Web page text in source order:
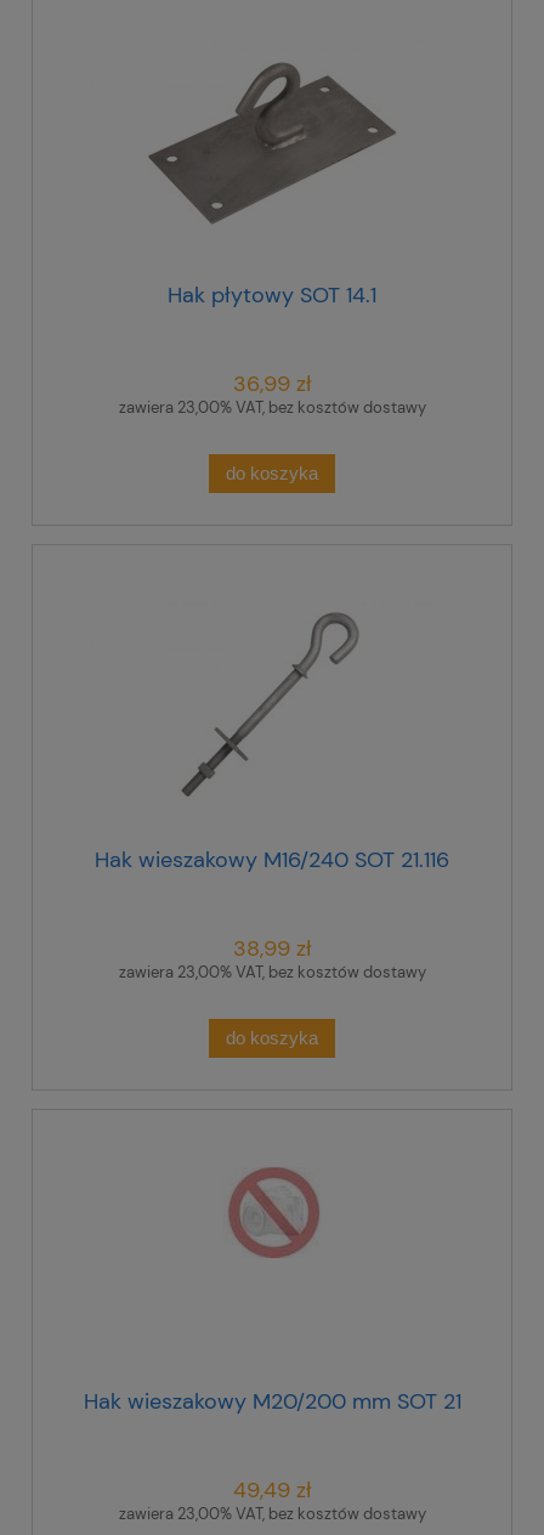
Hak płytowy SOT 14.1
36,99 zł
zawiera 23,00% VAT, bez kosztów dostawy
do koszyka
Hak wieszakowy M16/240 SOT 21.116
38,99 zł
zawiera 23,00% VAT, bez kosztów dostawy
do koszyka
Hak wieszakowy M20/200 mm SOT 21
49,49 zł
zawiera 23,00% VAT, bez kosztów dostawy